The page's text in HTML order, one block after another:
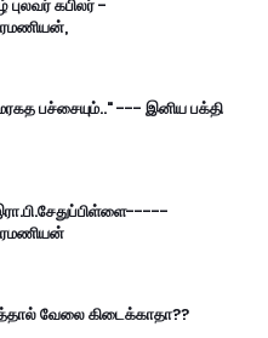
புலவர் கபிலர் -
பச்சையும்.." --- இனிய பக்தி
வேலை கிடைக்காதா??